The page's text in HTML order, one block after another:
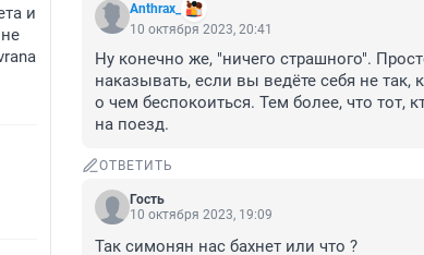
и
Anthrax_
10 октября 2023, 20:41
Ну конечно же, "ничего страшного".
наказывать, если вы ведёте себя не
о чем беспокоиться. Тем более, что тот,
на поезд.
ОТВЕТИТЬ
Гость
10 октября 2023, 19:09
Так симонян нас бахнет или что ?